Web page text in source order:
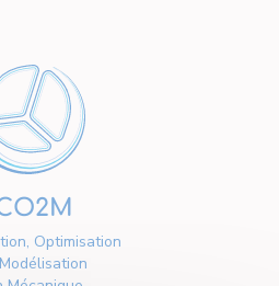
Optimisation